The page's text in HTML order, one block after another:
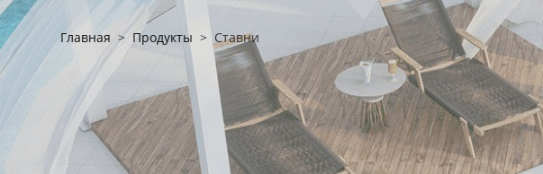
Главная > Продукты > Ставни